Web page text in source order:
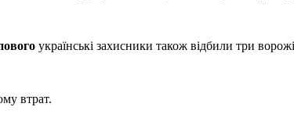
українські захисники також відбили три
втрат.